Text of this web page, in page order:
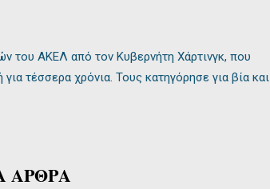
του ΑΚΕΛ από τον Κυβερνήτη Χάρτινγκ, που
τέσσερα χρόνια. Τους κατηγόρησε για βία και
ΑΡΘΡΑ